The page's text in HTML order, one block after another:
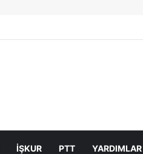
İŞKUR PTT YARDIMLAR